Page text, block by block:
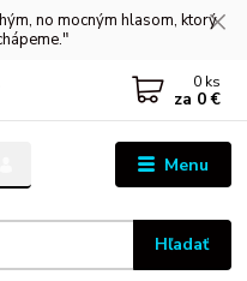
no mocným hlasom, ktorý
Menu
Hľadať
0 ks
za 0 €